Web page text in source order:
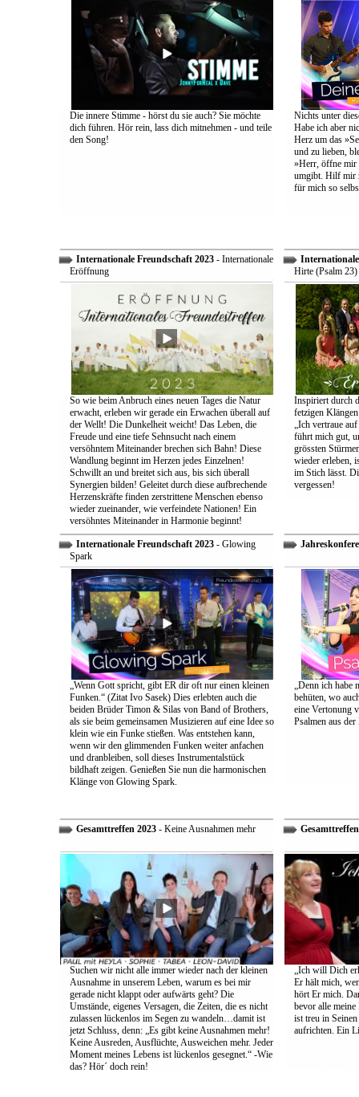
Die innere Stimme - hörst du sie auch? Sie möchte
dich führen. Hör rein, lass dich mitnehmen - und teile
den Song!
Nichts unter
Habe ich aber
Herz um das
und zu lieben,
»Herr, öffne mir
umgibt. Hilf mir
für mich so
Internationale Freundschaft 2023- Internationale
Eröffnung
So wie beim Anbruch eines neuen Tages die Natur
erwacht, erleben wir gerade ein Erwachen überall auf
der Wellt! Die Dunkelheit weicht! Das Leben, die
Freude und eine tiefe Sehnsucht nach einem
versöhntem Miteinander brechen sich Bahn! Diese
Wandlung beginnt im Herzen jedes Einzelnen!
Schwillt an und breitet sich aus, bis sich überall
Synergien bilden! Geleitet durch diese aufbrechende
Herzenskräfte finden zerstrittene Menschen ebenso
wieder zueinander, wie verfeindete Nationen! Ein
versöhntes Miteinander in Harmonie beginnt!
Hirte (Psalm 23)
Inspiriert durch
fetzigen
„Ich vertraue
führt mich gut,
grössten
wieder erleben,
im Stich lässt.
vergessen!
Internationale Freundschaft 2023- Glowing
Spark
„Wenn Gott spricht, gibt ER dir oft nur einen kleinen
Funken.“ (Zitat Ivo Sasek) Dies erlebten auch die
beiden Brüder Timon & Silas von Band of Brothers,
als sie beim gemeinsamen Musizieren auf eine Idee so
klein wie ein Funke stießen. Was entstehen kann,
wenn wir den glimmenden Funken weiter anfachen
und dranbleiben, soll dieses Instrumentalstück
bildhaft zeigen. Genießen Sie nun die harmonischen
Klänge von Glowing Spark.
„Denn ich habe
behüten, wo
eine Vertonung
Psalmen aus
Gesamttreffen 2023- Keine Ausnahmen mehr
Suchen wir nicht alle immer wieder nach der kleinen
Ausnahme in unserem Leben, warum es bei mir
gerade nicht klappt oder aufwärts geht? Die
Umstände, eigenes Versagen, die Zeiten, die es nicht
zulassen lückenlos im Segen zu wandeln…damit ist
jetzt Schluss, denn: „Es gibt keine Ausnahmen mehr!
Keine Ausreden, Ausflüchte, Ausweichen mehr. Jeder
Moment meines Lebens ist lückenlos gesegnet.“ -Wie
das? Hör´ doch rein!
„Ich will Dich
Er hält mich,
hört Er mich.
bevor alle
ist treu in
aufrichten. Ein